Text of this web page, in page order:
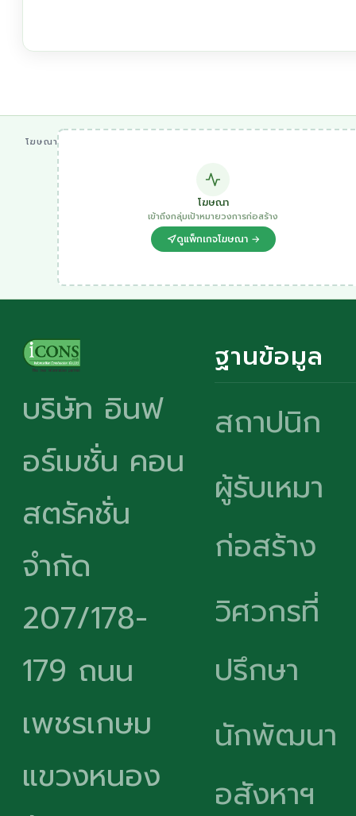
โฆษณา
โฆษณา
เข้าถึงกลุ่มเป้าหมายวงการก่อสร้าง
ดูแพ็กเกจโฆษณา →
บริษัท อินฟ
อร์เมชั่น คอน
สตรัคชั่น
จำกัด
207/178-
179 ถนน
เพชรเกษม
แขวงหนอง
ฐานข้อมูล
สถาปนิก
ผู้รับเหมา
ก่อสร้าง
วิศวกรที่
ปรึกษา
นักพัฒนา
อสังหาฯ